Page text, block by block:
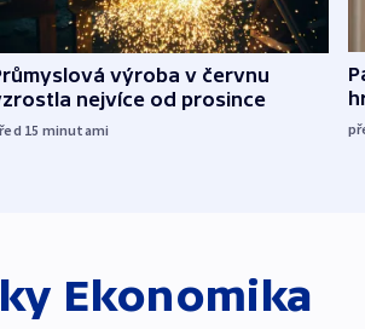
výroba v červnu
nejvíce od prosince
15 minutami
Ekonomika